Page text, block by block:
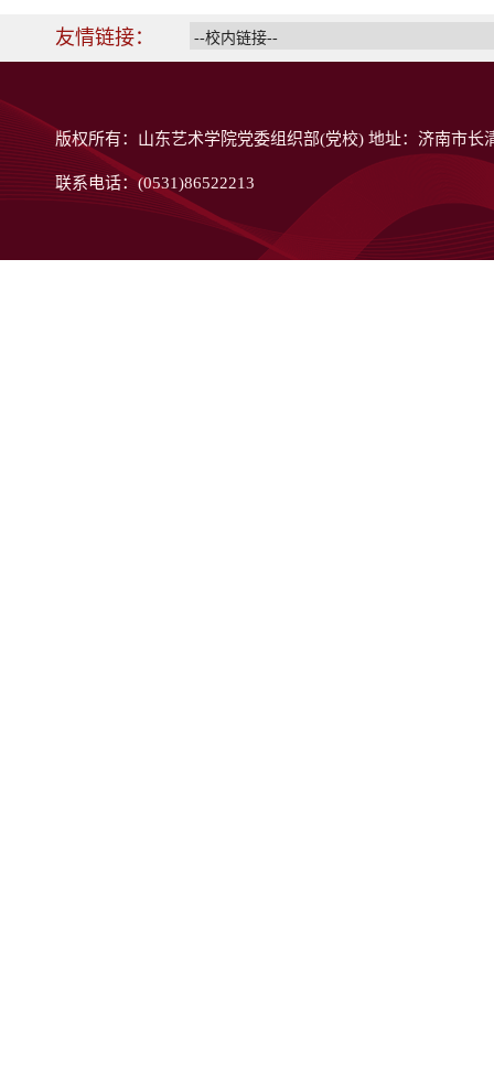
友情链接：
版权所有：山东艺术学院党委组织部(党校) 地址：济南市长
联系电话：(0531)86522213